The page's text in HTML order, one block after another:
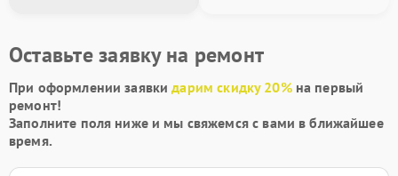
Оставьте заявку на ремонт
При оформлении заявкидарим скидку 20%на первый
ремонт!
Заполните поля ниже и мы свяжемся с вами в ближайшее
время.